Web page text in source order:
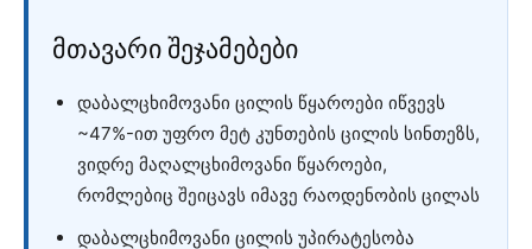
მთავარი შეჯამებები
დაბალცხიმოვანი ცილის წყაროები იწვევს
~47%-ით უფრო მეტ კუნთების ცილის სინთეზს,
ვიდრე მაღალცხიმოვანი წყაროები,
რომლებიც შეიცავს იმავე რაოდენობის ცილას
დაბალცხიმოვანი ცილის უპირატესობა